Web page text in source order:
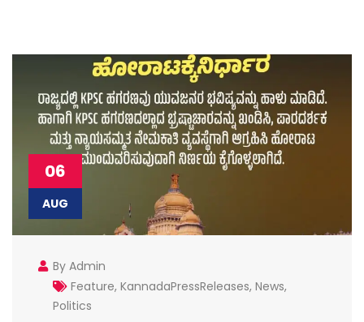
06
AUG
By Admin
Feature, KannadaPressReleases, News,
Politics